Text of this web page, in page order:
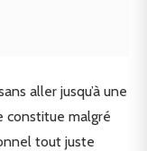
aller jusqu’à une
constitue malgré
tout juste